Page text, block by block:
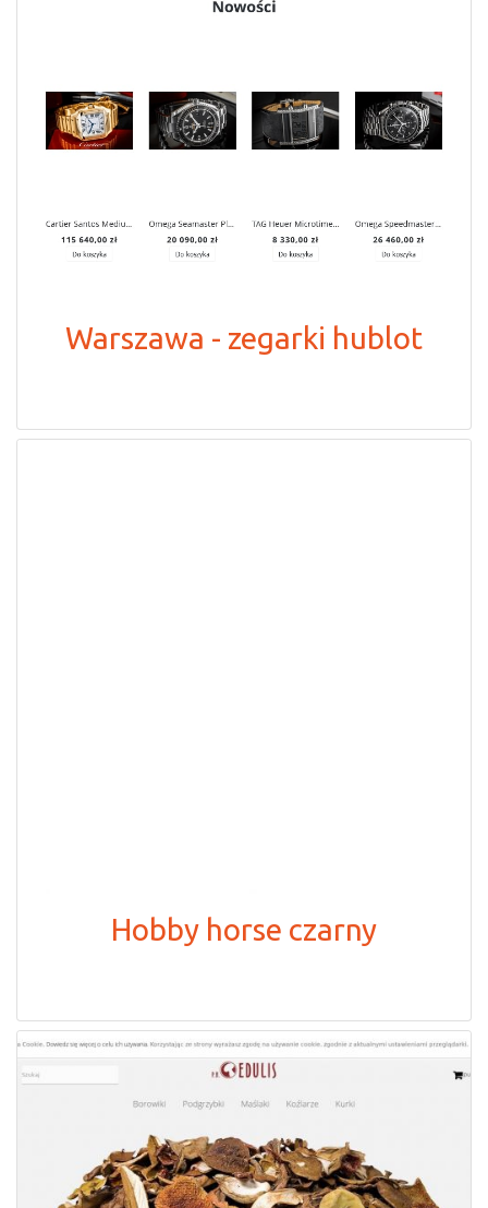
Warszawa - zegarki hublot
Hobby horse czarny